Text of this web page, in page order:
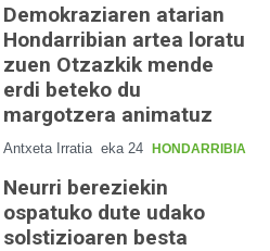
Demokraziaren atarian
Hondarribian artea loratu
zuen Otzazkik mende
erdi beteko du
margotzera animatuz
Antxeta Irratia eka 24 HONDARRIBIA
Neurri bereziekin
ospatuko dute udako
solstizioaren besta